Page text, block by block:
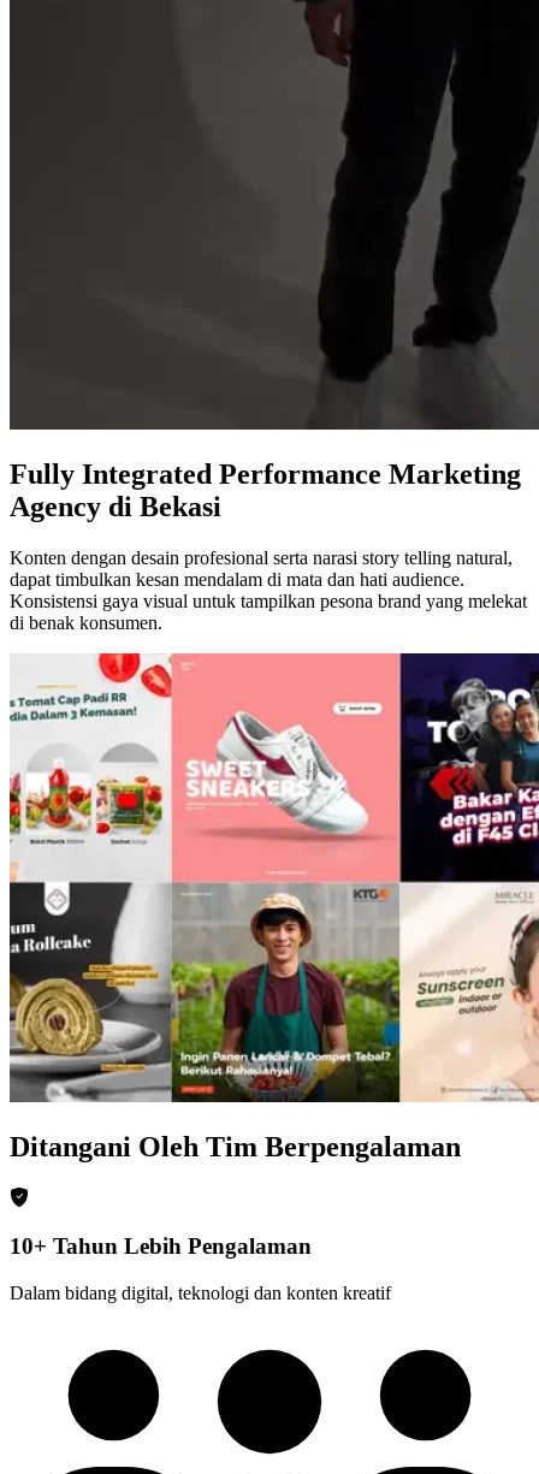
Fully Integrated Performance Marketing
Agency di Bekasi
Konten dengan desain profesional serta narasi story telling natural,
dapat timbulkan kesan mendalam di mata dan hati audience.
Konsistensi gaya visual untuk tampilkan pesona brand yang melekat
di benak konsumen.
Ditangani Oleh Tim Berpengalaman
10+ Tahun Lebih Pengalaman
Dalam bidang digital, teknologi dan konten kreatif